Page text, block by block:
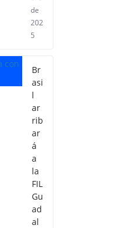
de
202
5
Br
asi
l
ar
rib
ar
á
a
la
FIL
Gu
ad
al